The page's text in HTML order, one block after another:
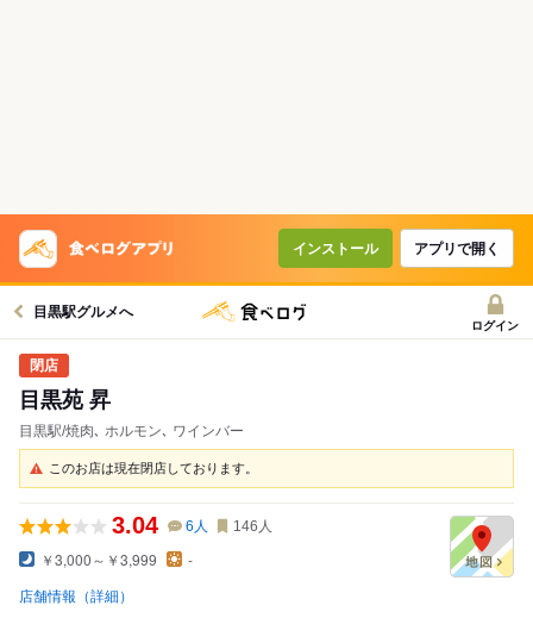
インストール アプリで開く
目黒駅グルメへ
ログイン
目黒苑 昇
目黒駅/焼肉､ ホルモン､ ワインバー
このお店は現在閉店しております。
3.04 6 人 146 人
￥3,000～￥3,999 -
店舗情報（詳細）